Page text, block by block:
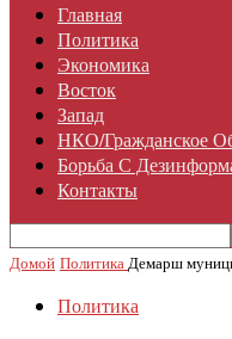
Главная
Политика
Экономика
Восток
Запад
НКО/гражданское
Борьба С
Контакты
Домой ПолитикаДемарш
Политика